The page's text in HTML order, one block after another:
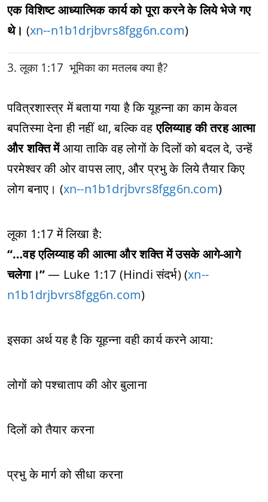
एक विशिष्ट आध्यात्मिक कार्य को पूरा करने के लिये भेजे गए
थे। (xn--n1b1drjbvrs8fgg6n.com)
3. लूका 1:17 भूमिका का मतलब क्या है?
पवित्रशास्त्र में बताया गया है कि यूहन्ना का काम केवल
बपतिस्मा देना ही नहीं था, बल्कि वहएलिय्याह की तरह आत्मा
और शक्ति मेंआया ताकि वह लोगों के दिलों को बदल दे, उन्हें
परमेश्वर की ओर वापस लाए, और प्रभु के लिये तैयार किए
लोग बनाए। (xn--n1b1drjbvrs8fgg6n.com)
लूका 1:17 में लिखा है:
“…वह एलिय्याह की आत्मा और शक्ति में उसके आगे-आगे
चलेगा।”— Luke 1:17 (Hindi संदर्भ) (xn--
n1b1drjbvrs8fgg6n.com)
इसका अर्थ यह है कि यूहन्ना वही कार्य करने आया:
लोगों को पश्चाताप की ओर बुलाना
दिलों को तैयार करना
प्रभु के मार्ग को सीधा करना